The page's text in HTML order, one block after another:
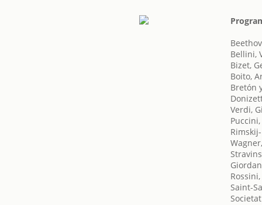
Bellini,
Bizet,
Boito,
Bretón
Verdi,
Saint-